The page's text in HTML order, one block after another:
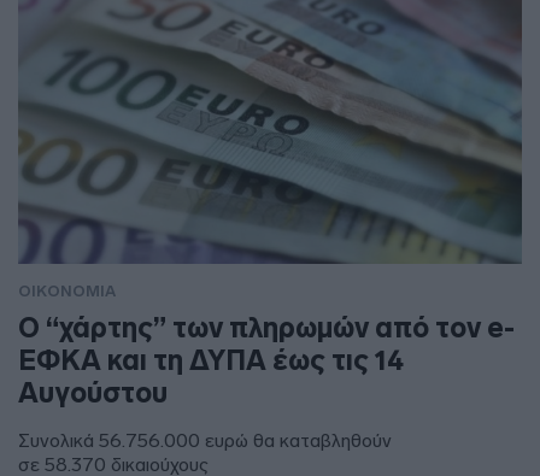
ΟΙΚΟΝΟΜΙΑ
Ο “χάρτης” των πληρωμών από τον e-
ΕΦΚΑ και τη ΔΥΠΑ έως τις 14
Αυγούστου
Συνολικά 56.756.000 ευρώ θα καταβληθούν
σε 58.370 δικαιούχους